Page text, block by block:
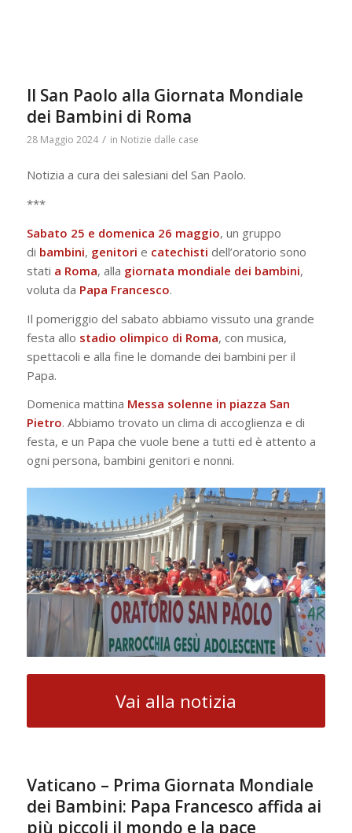
Il San Paolo alla Giornata Mondiale
dei Bambini di Roma
28 Maggio 2024 / in Notizie dalle case
Notizia a cura dei salesiani del San Paolo.
***
Sabato 25 e domenica 26 maggio, un gruppo
di bambini, genitori e catechisti dell’oratorio sono
stati a Roma, alla giornata mondiale dei bambini,
voluta da Papa Francesco.
Il pomeriggio del sabato abbiamo vissuto una grande
festa allo stadio olimpico di Roma, con musica,
spettacoli e alla fine le domande dei bambini per il
Papa.
Domenica mattina Messa solenne in piazza San
Pietro. Abbiamo trovato un clima di accoglienza e di
festa, e un Papa che vuole bene a tutti ed è attento a
ogni persona, bambini genitori e nonni.
Vai alla notizia
Vaticano – Prima Giornata Mondiale
dei Bambini: Papa Francesco affida ai
più piccoli il mondo e la pace